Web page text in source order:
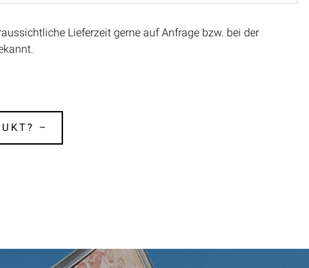
Lieferzeit gerne auf Anfrage bzw. bei der
–